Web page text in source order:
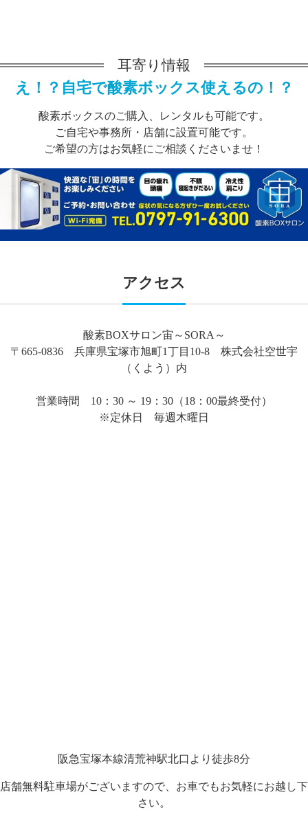
耳寄り情報
え！？自宅で酸素ボックス使えるの！？
酸素ボックスのご購入、レンタルも可能です。
ご自宅や事務所・店舗に設置可能です。
ご希望の方はお気軽にご相談くださいませ！
アクセス
酸素BOXサロン宙～SORA～
〒665-0836 兵庫県宝塚市旭町1丁目10-8 株式会社空世宇
（くよう）内
営業時間 10：30 ～ 19：30（18：00最終受付）
※定休日 毎週木曜日
阪急宝塚本線清荒神駅北口より徒歩8分
店舗無料駐車場がございますので、お車でもお気軽にお越し下
さい。